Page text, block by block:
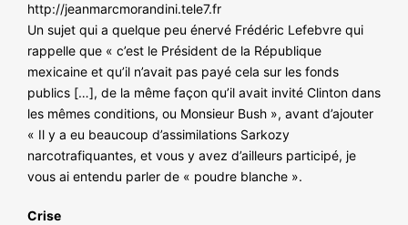
http://jeanmarcmorandini.tele7.fr
Un sujet qui a quelque peu énervé Frédéric Lefebvre qui
rappelle que « c’est le Président de la République
mexicaine et qu’il n’avait pas payé cela sur les fonds
publics […], de la même façon qu’il avait invité Clinton dans
les mêmes conditions, ou Monsieur Bush », avant d’ajouter
« Il y a eu beaucoup d’assimilations Sarkozy
narcotrafiquantes, et vous y avez d’ailleurs participé, je
vous ai entendu parler de « poudre blanche ».
Crise